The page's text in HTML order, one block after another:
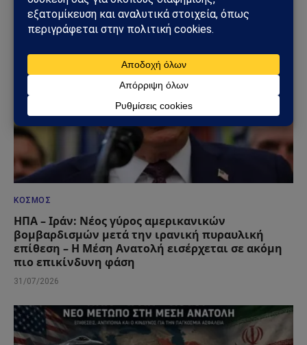
ΚΌΣΜΟΣ
ΗΠΑ – Ιράν: Νέος γύρος αμερικανικών
βομβαρδισμών μετά την ιρανική πυραυλική
επίθεση – Η Μέση Ανατολή εισέρχεται σε ακόμη
πιο επικίνδυνη φάση
31/07/2026